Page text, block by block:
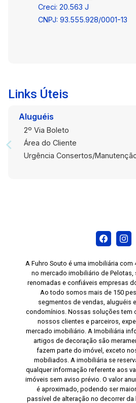
Creci: 20.563 J
CNPJ: 93.555.928/0001-13
Links Úteis
Aluguéis
2º Via Boleto
Área do Cliente
Urgência Consertos/
A Fuhro Souto é uma imobiliária com
no mercado imobiliário de Pelotas,
renomadas e confiáveis empresas
Ao todo somos mais de 150
segmentos de vendas, aluguéis
condomínios. Nossas soluções tem
nossos clientes e parceiros,
mercado imobiliário. A Imobiliária
artigos de decoração são
fazem parte do imóvel, exceto
mobiliados. A imobiliária se
qualquer informação referente aos
imóveis sem aviso prévio. O valor
é aproximado, podendo ser
passível de alteração no decorrer